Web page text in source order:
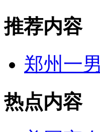
推荐内容
郑州一
热点内容